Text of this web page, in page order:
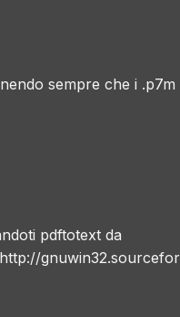
sempre che i
pdftotext da
http://